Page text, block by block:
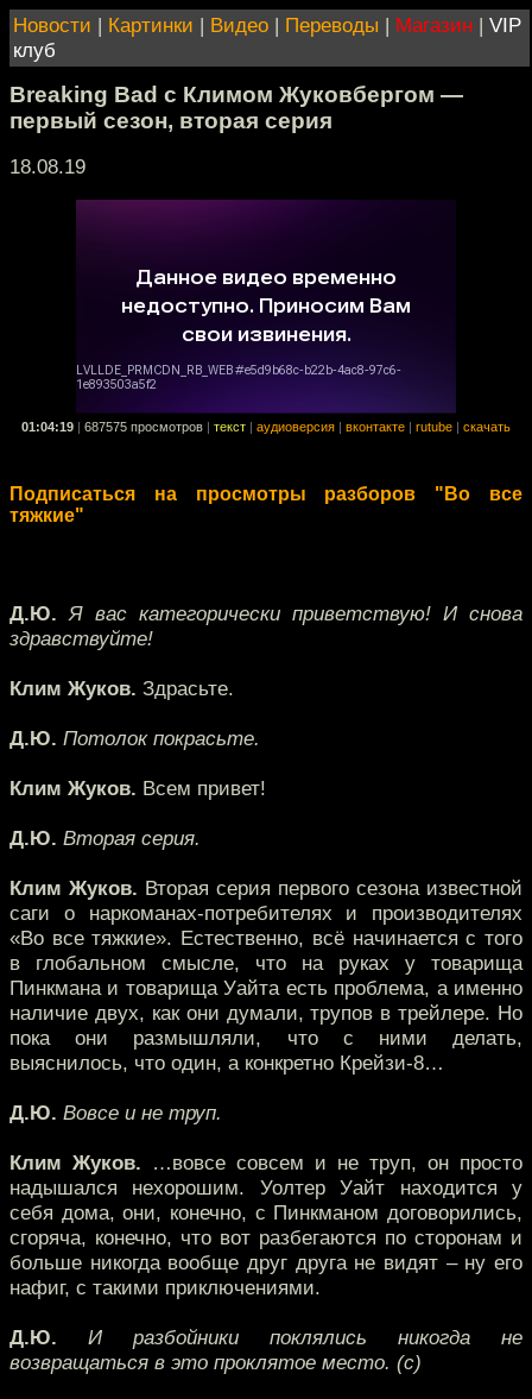
Новости | Картинки | Видео | Переводы | Магазин | VIP
клуб
Breaking Bad с Климом Жуковбергом —
первый сезон, вторая серия
18.08.19
01:04:19 687575 просмотров текст аудиоверсия вконтакте rutube скачать
Подписаться на просмотры разборов "Во все
тяжкие"
Д.Ю. Я вас категорически приветствую! И снова
здравствуйте!
Клим Жуков. Здрасьте.
Д.Ю. Потолок покрасьте.
Клим Жуков. Всем привет!
Д.Ю. Вторая серия.
Клим Жуков. Вторая серия первого сезона известной
саги о наркоманах-потребителях и производителях
«Во все тяжкие». Естественно, всё начинается с того
в глобальном смысле, что на руках у товарища
Пинкмана и товарища Уайта есть проблема, а именно
наличие двух, как они думали, трупов в трейлере. Но
пока они размышляли, что с ними делать,
выяснилось, что один, а конкретно Крейзи-8…
Д.Ю. Вовсе и не труп.
Клим Жуков. …вовсе совсем и не труп, он просто
надышался нехорошим. Уолтер Уайт находится у
себя дома, они, конечно, с Пинкманом договорились,
сгоряча, конечно, что вот разбегаются по сторонам и
больше никогда вообще друг друга не видят – ну его
нафиг, с такими приключениями.
Д.Ю. И разбойники поклялись никогда не
возвращаться в это проклятое место. (с)